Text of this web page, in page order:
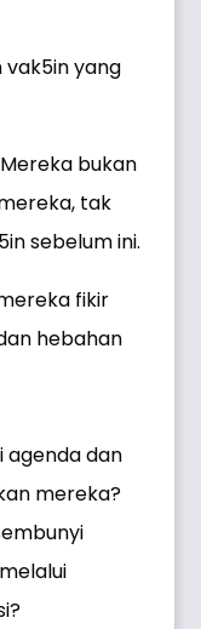
vak5in yang
bukan
tak
sebelum ini.
fikir
hebahan
agenda dan
mereka?